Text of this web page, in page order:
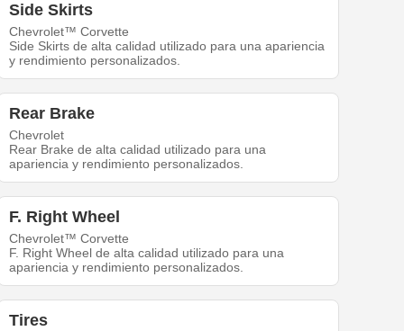
Side Skirts
Chevrolet™ Corvette
Side Skirts de alta calidad utilizado para una apariencia
y rendimiento personalizados.
Rear Brake
Chevrolet
Rear Brake de alta calidad utilizado para una
apariencia y rendimiento personalizados.
F. Right Wheel
Chevrolet™ Corvette
F. Right Wheel de alta calidad utilizado para una
apariencia y rendimiento personalizados.
Tires